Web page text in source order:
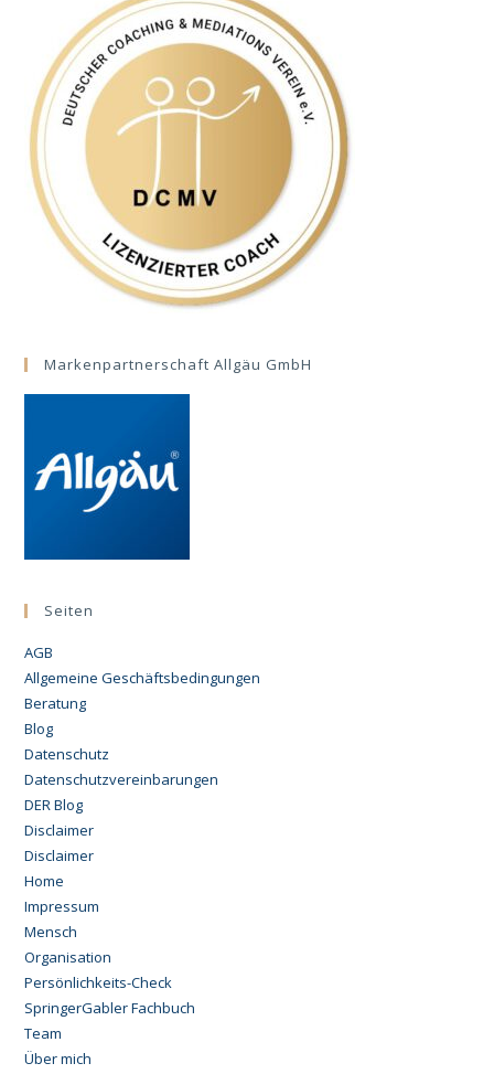
Markenpartnerschaft Allgäu GmbH
Seiten
AGB
Allgemeine Geschäftsbedingungen
Beratung
Blog
Datenschutz
Datenschutzvereinbarungen
DER Blog
Disclaimer
Disclaimer
Home
Impressum
Mensch
Organisation
Persönlichkeits-Check
SpringerGabler Fachbuch
Team
Über mich